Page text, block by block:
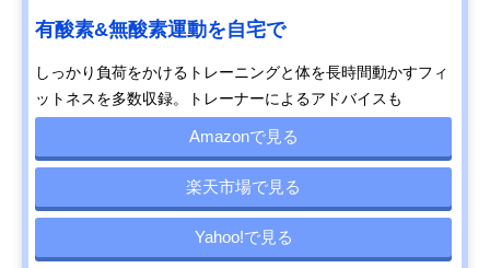
有酸素&無酸素運動を自宅で
しっかり負荷をかけるトレーニングと体を長時間動かすフィ
ットネスを多数収録。トレーナーによるアドバイスも
Amazonで見る
楽天市場で見る
Yahoo!で見る